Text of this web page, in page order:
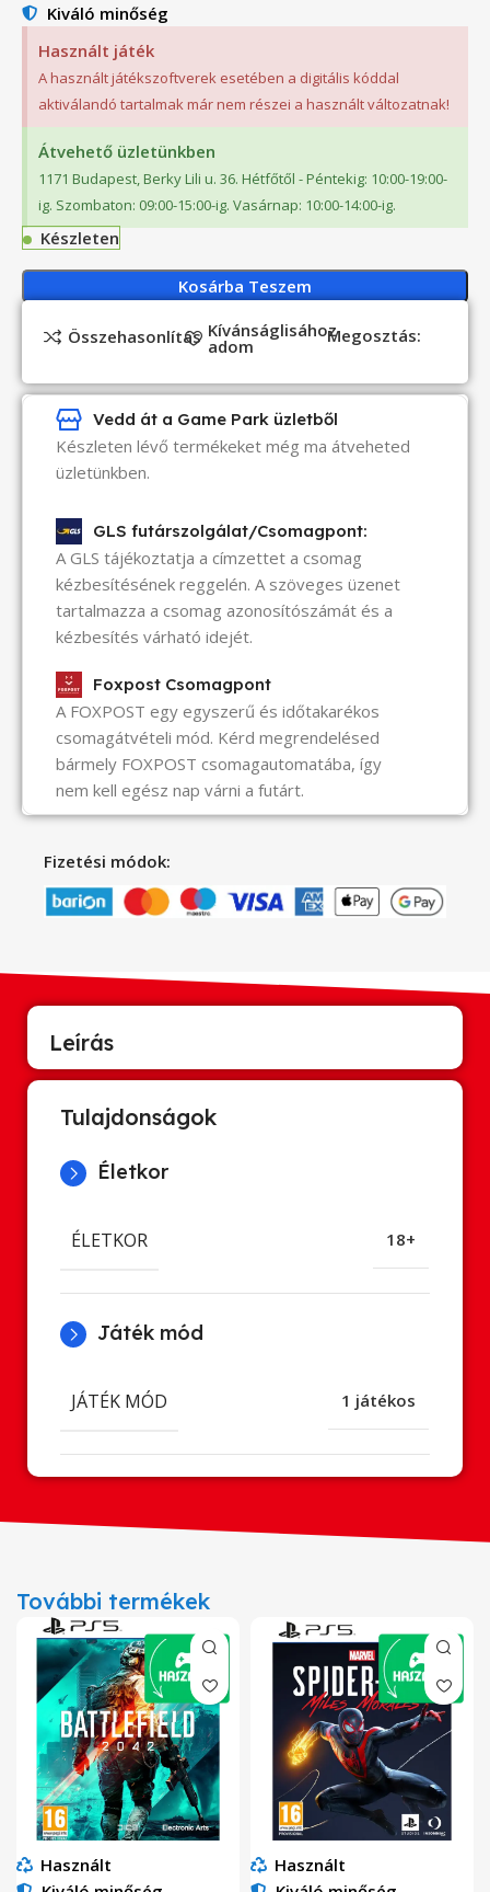
Kiváló minőség
Használt játék
A használt játékszoftverek esetében a digitális kóddal
aktiválandó tartalmak már nem részei a használt változatnak!
Átvehető üzletünkben
1171 Budapest, Berky Lili u. 36. Hétfőtől - Péntekig: 10:00-19:00-
ig. Szombaton: 09:00-15:00-ig. Vasárnap: 10:00-14:00-ig.
Készleten
Kosárba Teszem
Összehasonlítás Kívánságlisához
adom Megosztás:
Vedd át a Game Park üzletből
Készleten lévő termékeket még ma átveheted
üzletünkben.
GLS futárszolgálat/Csomagpont:
A GLS tájékoztatja a címzettet a csomag
kézbesítésének reggelén. A szöveges üzenet
tartalmazza a csomag azonosítószámát és a
kézbesítés várható idejét.
Foxpost Csomagpont
A FOXPOST egy egyszerű és időtakarékos
csomagátvételi mód. Kérd megrendelésed
bármely FOXPOST csomagautomatába, így
nem kell egész nap várni a futárt.
Fizetési módok:
Leírás
Tulajdonságok
Életkor
ÉLETKOR 18+
Játék mód
JÁTÉK MÓD 1 játékos
További termékek
Használt
Használt